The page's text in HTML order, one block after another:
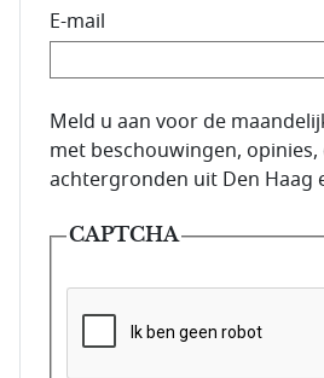
E-mail
E-mailadres van de abonnee.
Meld u aan voor de
met beschouwingen,
achtergronden uit Den Haag
CAPTCHA